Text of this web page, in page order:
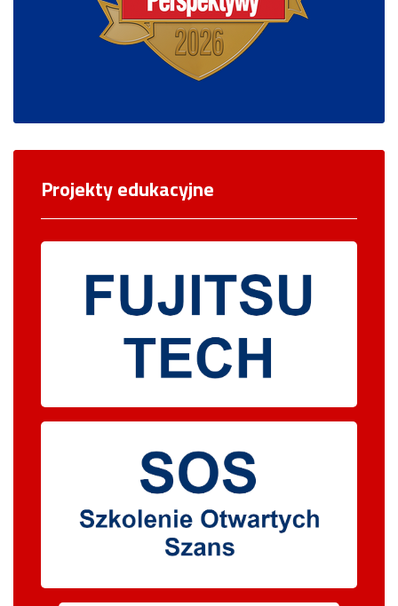
Projekty edukacyjne